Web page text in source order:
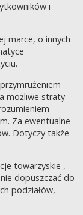
i
marce, o innych
możliwe straty
Za ewentualne
Dotyczy także
towarzyskie ,
dopuszczać do
podziałów,